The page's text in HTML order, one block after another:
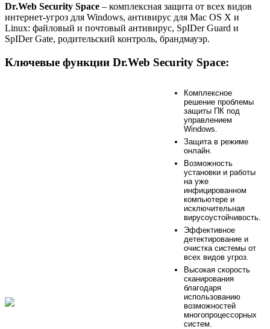
Dr.Web Security Space – комплексная защита от всех видов
интернет-угроз для Windows, антивирус для Mac OS X и
Linux: файловый и почтовый антивирус, SpIDer Guard и
SpIDer Gate, родительский контроль, брандмауэр.
Ключевые функции Dr.Web Security Space:
Комплексное
решение проблемы
защиты ПК под
управлением
Windows.
Защита в режиме
онлайн.
Возможность
установки и работы
на уже
инфицированном
компьютере и
исключительная
вирусоустойчивость.
Эффективное
детектирование и
очистка системы от
всех видов угроз.
Высокая скорость
сканирования
благодаря
использованию
возможностей
многопроцессорных
систем.